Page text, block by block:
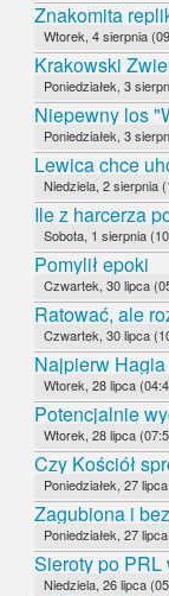
Znakomita
Wtorek, 4 sierpnia
Krakowski
Poniedziałek, 3
Niepewny los
Poniedziałek, 3
Lewica chce
Niedziela, 2 sierpnia
Ile z harcerza
Sobota, 1 sierpnia
Pomylił epoki
Czwartek, 30 lipca
Ratować, ale
Czwartek, 30 lipca
Najpierw
Wtorek, 28 lipca
Potencjalnie
Wtorek, 28 lipca
Czy Kościół
Poniedziałek, 27
Zagubiona i
Poniedziałek, 27
Sieroty po PRL
Niedziela, 26 lipca